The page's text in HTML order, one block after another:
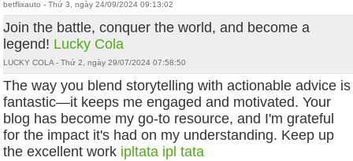
betflixauto - Thứ 3, ngày 24/09/2024 09:13:02
Join the battle, conquer the world, and become a
legend! Lucky Cola
LUCKY COLA - Thứ 2, ngày 29/07/2024 07:58:50
The way you blend storytelling with actionable advice is
fantastic—it keeps me engaged and motivated. Your
blog has become my go-to resource, and I'm grateful
for the impact it's had on my understanding. Keep up
the excellent work ipltata ipl tata